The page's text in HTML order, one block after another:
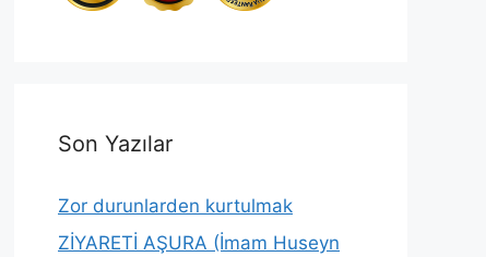
Son Yazılar
Zor durunlarden kurtulmak
ZİYARETİ AŞURA (İmam Huseyn